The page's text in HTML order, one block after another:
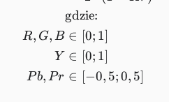
R, G, B
Y
Pb, Pr
gdzie:
∈ [0; 1]
∈ [0; 1]
∈ [−0, 5;0, 5]